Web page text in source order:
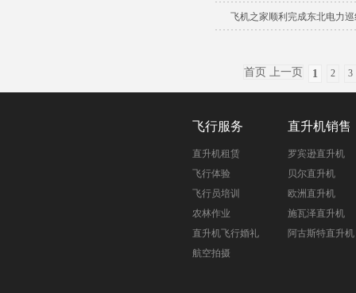
飞机之家顺利完成东北电力
首页 上一页 1 2 3
飞行服务
直升机租赁
飞行体验
飞行员培训
农林作业
直升机飞行婚礼
航空拍摄
直升机销售
罗宾逊直升机
贝尔直升机
欧洲直升机
施瓦泽直升机
阿古斯特直升机